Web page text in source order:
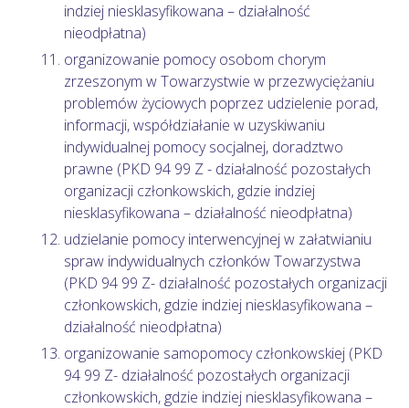
indziej niesklasyfikowana – działalność
nieodpłatna)
organizowanie pomocy osobom chorym
zrzeszonym w Towarzystwie w przezwyciężaniu
problemów życiowych poprzez udzielenie porad,
informacji, współdziałanie w uzyskiwaniu
indywidualnej pomocy socjalnej, doradztwo
prawne (PKD 94 99 Z - działalność pozostałych
organizacji członkowskich, gdzie indziej
niesklasyfikowana – działalność nieodpłatna)
udzielanie pomocy interwencyjnej w załatwianiu
spraw indywidualnych członków Towarzystwa
(PKD 94 99 Z- działalność pozostałych organizacji
członkowskich, gdzie indziej niesklasyfikowana –
działalność nieodpłatna)
organizowanie samopomocy członkowskiej (PKD
94 99 Z- działalność pozostałych organizacji
członkowskich, gdzie indziej niesklasyfikowana –